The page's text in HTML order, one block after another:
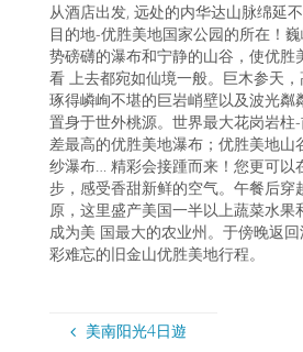
从酒店出发, 远处的内华达山脉绵延
目的地-优胜美地国家公园的所在！
势磅礴的瀑布和宁静的山谷，使优胜
看 上去都宛如仙境一般。巨木参天
琢得嶙峋不堪的巨岩峭壁以及波光粼
置身于世外桃源。世界最大花岗岩柱
差最高的优胜美地瀑布；优胜美地山
纱瀑布… 精彩会接踵而来！您更可以
步，感受香甜新鲜的空气。午餐后穿
原，这里盛产美国一半以上蔬菜水果
成为美 国最大的农业州。于傍晚返
彩难忘的旧金山优胜美地行程。
美南阳光4日遊